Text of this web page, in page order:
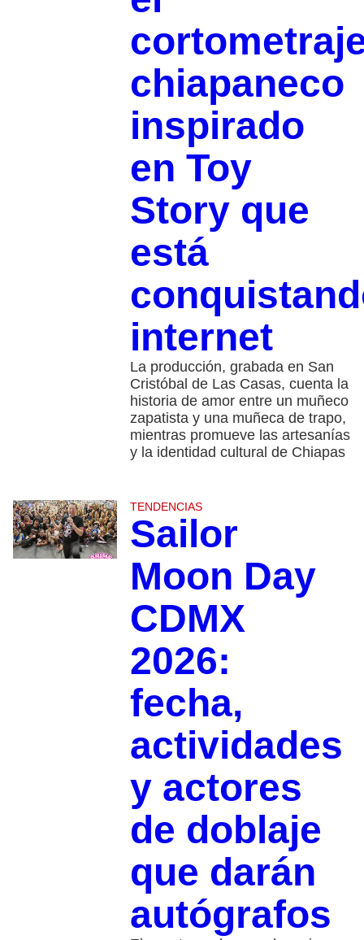
chiapaneco
inspirado
en Toy
Story que
está
internet
La producción, grabada en San
Cristóbal de Las Casas, cuenta la
historia de amor entre un muñeco
zapatista y una muñeca de trapo,
mientras promueve las artesanías
y la identidad cultural de Chiapas
TENDENCIAS
Sailor
Moon Day
CDMX
2026:
fecha,
actividades
y actores
de doblaje
que darán
autógrafos